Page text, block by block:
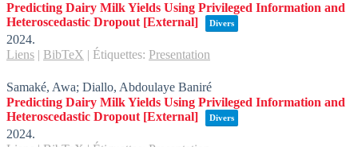
Predicting Dairy Milk Yields Using Privileged Information and
Heteroscedastic Dropout [External] Divers
2024.
Liens | BibTeX | Étiquettes: Presentation
Samaké, Awa; Diallo, Abdoulaye Baniré
Predicting Dairy Milk Yields Using Privileged Information and
Heteroscedastic Dropout [External] Divers
2024.